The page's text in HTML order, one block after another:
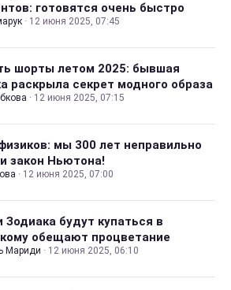
готовятся очень быстро
· 12 июня 2025, 07:45
шорты летом 2025: бывшая
раскрыла секрет модного образа
· 12 июня 2025, 07:15
мы 300 лет неправильно
закон Ньютона!
· 12 июня 2025, 07:00
Зодиака будут купаться в
обещают процветание
Мариди · 12 июня 2025, 06:10